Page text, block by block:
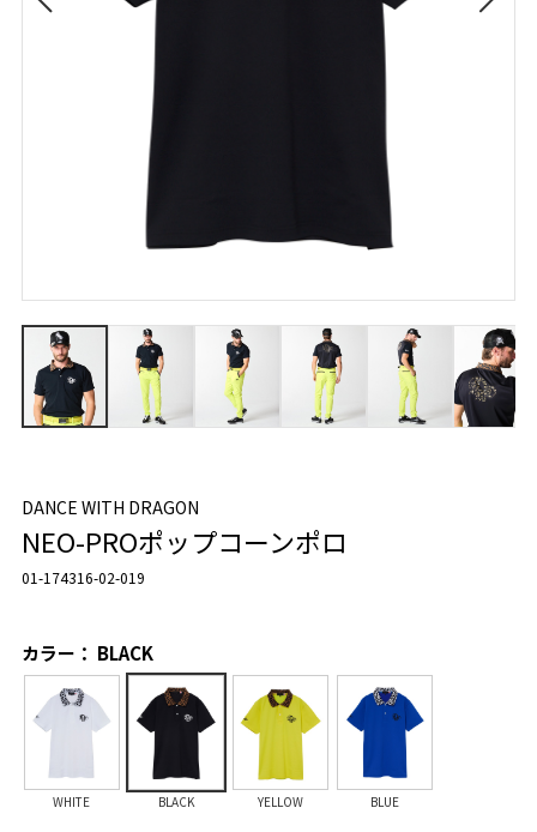
DANCE WITH DRAGON
NEO-PROポップコーンポロ
01-174316-02-019
カラー： BLACK
WHITE BLACK YELLOW BLUE